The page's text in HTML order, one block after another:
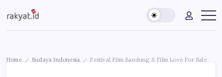
to
content
Rakyat.id
Edukasi
Masyarakat
Home / Budaya Indonesia / Festival Film Bandung & Film Love For Sale